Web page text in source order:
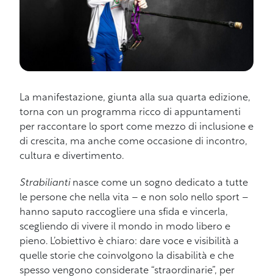
La manifestazione, giunta alla sua quarta edizione,
torna con un programma ricco di appuntamenti
per raccontare lo sport come mezzo di inclusione e
di crescita, ma anche come occasione di incontro,
cultura e divertimento.
Strabilianti nasce come un sogno dedicato a tutte
le persone che nella vita – e non solo nello sport –
hanno saputo raccogliere una sfida e vincerla,
scegliendo di vivere il mondo in modo libero e
pieno. L’obiettivo è chiaro: dare voce e visibilità a
quelle storie che coinvolgono la disabilità e che
spesso vengono considerate “straordinarie”, per